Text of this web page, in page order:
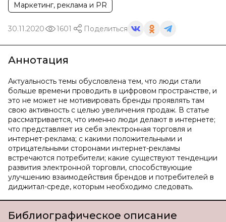
Маркетинг, реклама и PR
30.11.2020 1601 Поделиться
Аннотация
Актуальность темы обусловлена тем, что люди стали
больше времени проводить в цифровом пространстве, и
это не может не мотивировать бренды проявлять там
свою активность с целью увеличения продаж. В статье
рассматривается, что именно люди делают в интернете;
что представляет из себя электронная торговля и
интернет-реклама; с какими положительными и
отрицательными сторонами интернет-рекламы
встречаются потребители; какие существуют тенденции
развития электронной торговли, способствующие
улучшению взаимодействия брендов и потребителей в
диджитал-среде, которым необходимо следовать.
Библиографическое описание